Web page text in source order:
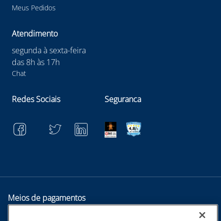
Meus Pedidos
Atendimento
segunda à sexta-feira
das 8h às 17h
Chat
Redes Sociais Seguranca
Meios de pagamentos